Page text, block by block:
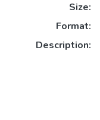
Size:
Format:
Description: